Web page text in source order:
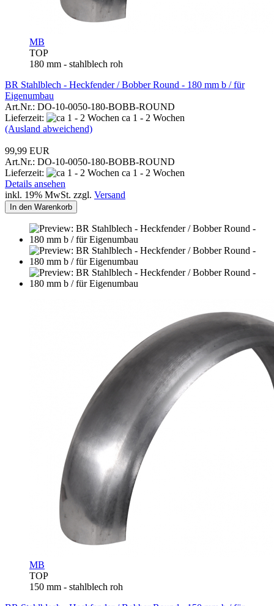
MB
TOP
180 mm - stahlblech roh
BR Stahlblech - Heckfender / Bobber Round - 180 mm b / für
Eigenumbau
Art.Nr.: DO-10-0050-180-BOBB-ROUND
Lieferzeit:
ca 1 - 2 Wochen
(Ausland abweichend)
99,99 EUR
Art.Nr.: DO-10-0050-180-BOBB-ROUND
Lieferzeit:
ca 1 - 2 Wochen
Details ansehen
inkl. 19% MwSt. zzgl. Versand
In den Warenkorb
MB
TOP
150 mm - stahlblech roh